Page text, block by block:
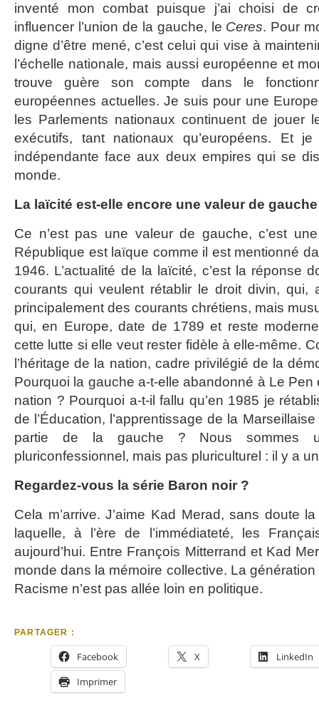
inventé mon combat puisque j’ai choisi de
influencer l’union de la gauche, le Ceres. Pour
digne d’être mené, c’est celui qui vise à
l’échelle nationale, mais aussi européenne et
trouve guère son compte dans le
européennes actuelles. Je suis pour une
les Parlements nationaux continuent de jouer
exécutifs, tant nationaux qu’européens. Et
indépendante face aux deux empires qui se
monde.
La laïcité est-elle encore une valeur de
Ce n’est pas une valeur de gauche, c’est
République est laïque comme il est mentionné
1946. L’actualité de la laïcité, c’est la réponse
courants qui veulent rétablir le droit divin, qui,
principalement des courants chrétiens, mais
qui, en Europe, date de 1789 et reste
cette lutte si elle veut rester fidèle à elle-même.
l’héritage de la nation, cadre privilégié de la
Pourquoi la gauche a-t-elle abandonné à Le
nation ? Pourquoi a-t-il fallu qu’en 1985 je
de l’Éducation, l’apprentissage de la
partie de la gauche ? Nous sommes
pluriconfessionnel, mais pas pluriculturel : il y a
Regardez-vous la série Baron noir ?
Cela m’arrive. J’aime Kad Merad, sans doute
laquelle, à l’ère de l’immédiateté, les
aujourd’hui. Entre François Mitterrand et Kad
monde dans la mémoire collective. La
Racisme n’est pas allée loin en politique.
PARTAGER :
Facebook X
LinkedIn
Imprimer